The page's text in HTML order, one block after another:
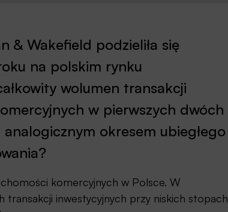
& Wakefield podzieliła się
na polskim rynku
wolumen transakcji
w pierwszych dwóch
okresem ubiegłego
komercyjnych w Polsce. W
transakcji inwestycyjnych przy niskich stopach